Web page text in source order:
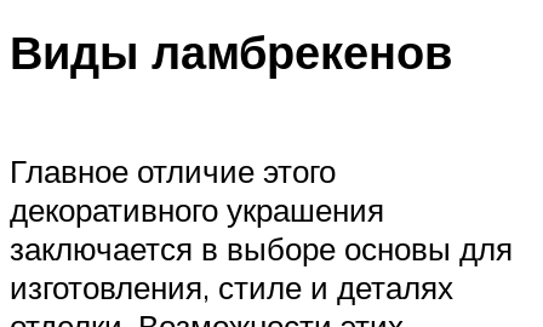
Виды ламбрекенов
Главное отличие этого
декоративного украшения
заключается в выборе основы для
изготовления, стиле и деталях